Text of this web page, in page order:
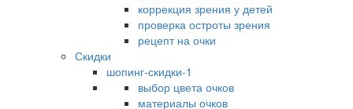
коррекция зрения у детей
проверка остроты зрения
рецепт на очки
Скидки
шопинг-скидки-1
выбор цвета очков
материалы очков